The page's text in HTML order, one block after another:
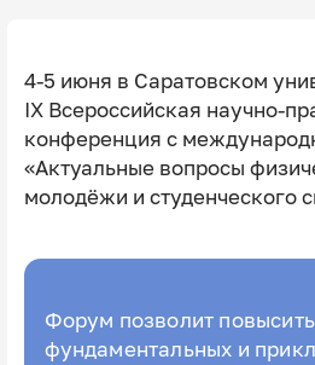
4-5 июня в Саратовском
IX Всероссийская научно-
конференция с
«Актуальные вопросы
молодёжи и студенческого
Форум позволит
фундаментальных и